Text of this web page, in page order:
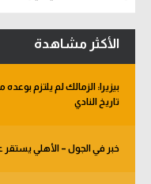
الأكثر مشاهدة
بيزيرا: الزمالك لم يلتزم
تاريخ النادي
خبر في الجول – الأهلي يستقر